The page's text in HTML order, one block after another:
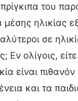
του
ηλικίας
σε
ολίγοις,
είναι
και τα